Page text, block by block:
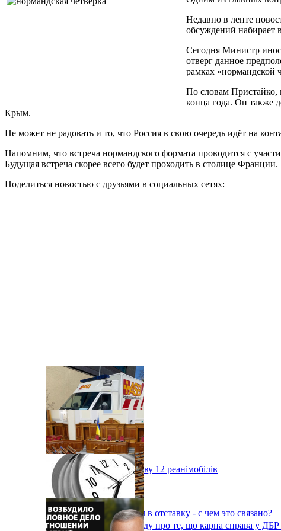
Недавно в ленте
обсуждений набирает
Сегодня Министр
отверг данное
рамках «нормандской
По словам Пристайко,
конца года. Он также
Крым.
Не может не радовать и то, что Россия в свою очередь идёт на
Напомним, что встреча нормандского формата проводится с
Будущая встреча скорее всего будет проходить в столице Франции.
Поделиться новостью с друзьями в социальных сетях:
Мюнхен подарував Києву 12 реанімобілів
Премьер-министр подал в отставку - с чем это связано?
Гриценко сказав неправду про те, що карна справа у ДБР